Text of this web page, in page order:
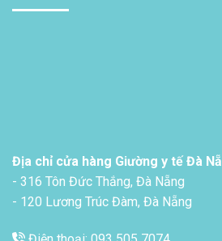
Địa chỉ cửa hàng Giường y tế Đà
- 316 Tôn Đức Thắng, Đà Nẵng
- 120 Lương Trúc Đàm, Đà Nẵng